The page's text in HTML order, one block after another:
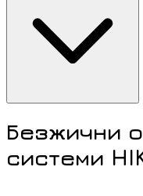
Безжични
системи